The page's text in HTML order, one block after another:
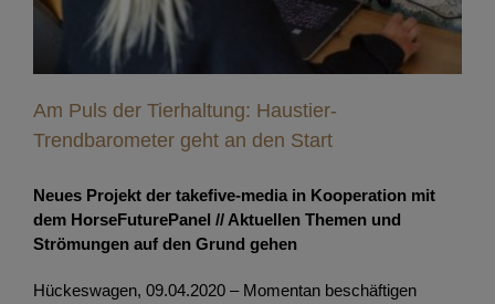
Am Puls der Tierhaltung: Haustier-
Trendbarometer geht an den Start
Neues Projekt der takefive-media in Kooperation mit
dem HorseFuturePanel // Aktuellen Themen und
Strömungen auf den Grund gehen
Hückeswagen, 09.04.2020 – Momentan beschäftigen